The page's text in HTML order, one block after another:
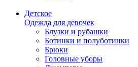
Детское
Одежда для девочек
Блузки и рубашки
Ботинки и полуботинки
Брюки
Головные уборы